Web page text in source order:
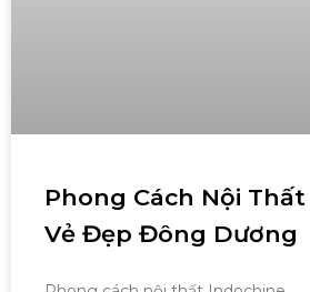
Phong Cách Nội
Vẻ Đẹp Đông Dương